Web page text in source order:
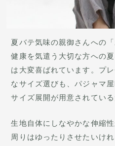
夏バテ気味の親御さんへの
健康を気遣う大切な方への
は大変喜ばれています。プ
なサイズ選びも、パジャマ
サイズ展開が用意されている
生地自体にしなやかな伸縮
周りはゆったりさせたいけ